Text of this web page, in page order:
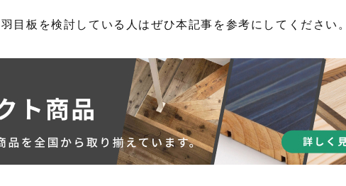
目板を検討している人はぜひ本記事を参考にしてください。